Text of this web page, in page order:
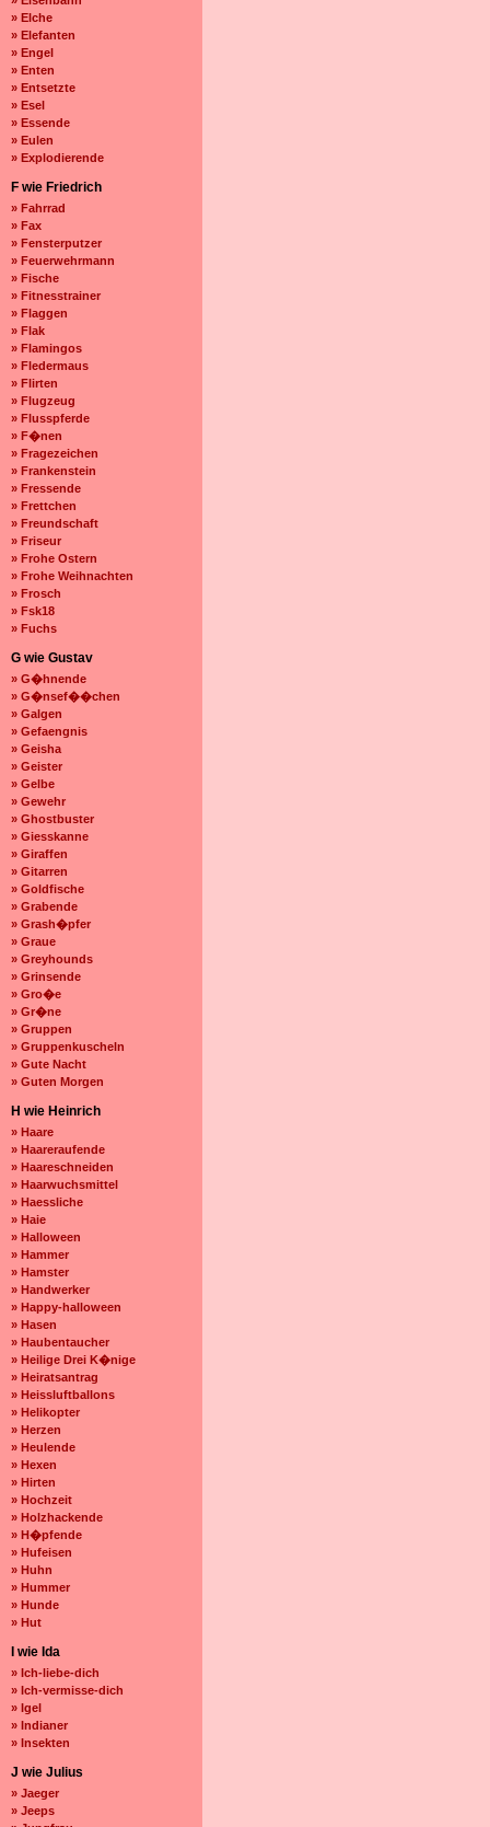
» Elche
» Elefanten
» Engel
» Enten
» Entsetzte
» Esel
» Essende
» Eulen
» Explodierende
F wie Friedrich
» Fahrrad
» Fax
» Fensterputzer
» Feuerwehrmann
» Fische
» Fitnesstrainer
» Flaggen
» Flak
» Flamingos
» Fledermaus
» Flirten
» Flugzeug
» Flusspferde
» F�nen
» Fragezeichen
» Frankenstein
» Fressende
» Frettchen
» Freundschaft
» Friseur
» Frohe Ostern
» Frohe Weihnachten
» Frosch
» Fsk18
» Fuchs
G wie Gustav
» G�hnende
» G�nsef��chen
» Galgen
» Gefaengnis
» Geisha
» Geister
» Gelbe
» Gewehr
» Ghostbuster
» Giesskanne
» Giraffen
» Gitarren
» Goldfische
» Grabende
» Grash�pfer
» Graue
» Greyhounds
» Grinsende
» Gro�e
» Gr�ne
» Gruppen
» Gruppenkuscheln
» Gute Nacht
» Guten Morgen
H wie Heinrich
» Haare
» Haareraufende
» Haareschneiden
» Haarwuchsmittel
» Haessliche
» Haie
» Halloween
» Hammer
» Hamster
» Handwerker
» Happy-halloween
» Hasen
» Haubentaucher
» Heilige Drei K�nige
» Heiratsantrag
» Heissluftballons
» Helikopter
» Herzen
» Heulende
» Hexen
» Hirten
» Hochzeit
» Holzhackende
» H�pfende
» Hufeisen
» Huhn
» Hummer
» Hunde
» Hut
I wie Ida
» Ich-liebe-dich
» Ich-vermisse-dich
» Igel
» Indianer
» Insekten
J wie Julius
» Jaeger
» Jeeps